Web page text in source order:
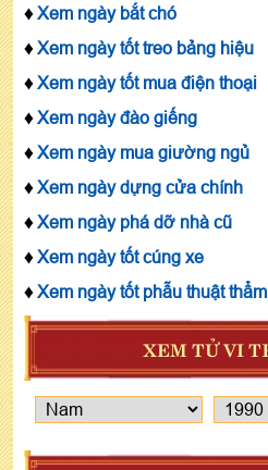
♦Xem ngày bắt chó
♦Xem ngày tốt treo bảng hiệu
♦Xem ngày tốt mua điện thoại
♦Xem ngày đào giếng
♦Xem ngày mua giường ngủ
♦Xem ngày dựng cửa chính
♦Xem ngày phá dỡ nhà cũ
♦Xem ngày tốt cúng xe
♦Xem ngày tốt phẫu thuật
XEM TỬ VI